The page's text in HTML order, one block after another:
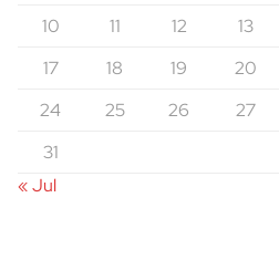
cerrar
10
11 12 13
17
18 19 20
24
25 26 27
31
« Jul